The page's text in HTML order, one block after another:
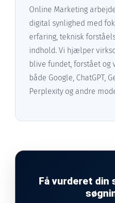
Online Marketing
digital synlighed med
erfaring, teknisk
indhold. Vi hjælper
blive fundet, forstået og
både Google, ChatGPT,
Perplexity og andre
Få vurderet din